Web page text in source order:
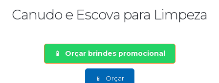
Canudo e Escova para Limpeza
Orçar brindes promocional
Orçar